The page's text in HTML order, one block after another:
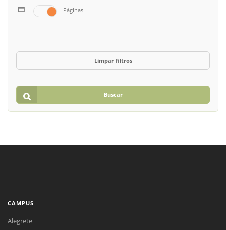
Páginas
Limpar filtros
Buscar
CAMPUS
Alegrete